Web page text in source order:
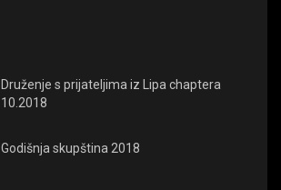
Druženje s prijateljima iz Lipa chaptera
10.2018
Godišnja skupština 2018